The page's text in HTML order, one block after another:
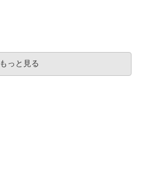
もっと見る